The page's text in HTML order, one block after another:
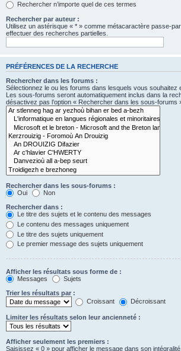
Rechercher n’importe quel de ces termes
Rechercher par auteur :
Utilisez un astérisque « * » comme métacaractère passe-
effectuer des recherches partielles.
PRÉFÉRENCES DE LA RECHERCHE
Rechercher dans les forums :
Sélectionnez le ou les forums dans lesquels vous souhaitez
Les sous-forums seront automatiquement inclus dans la
désactivez pas l’option « Rechercher dans les sous-forums
Rechercher dans les sous-forums :
Oui
Non
Rechercher dans :
Le titre des sujets et le contenu des messages
Le contenu des messages uniquement
Le titre des sujets uniquement
Le premier message des sujets uniquement
Afficher les résultats sous forme de :
Messages
Sujets
Trier les résultats par :
Croissant
Décroissant
Limiter les résultats selon leur ancienneté :
Afficher seulement les premiers :
Saisissez « 0 » pour afficher le message dans son intégralité.